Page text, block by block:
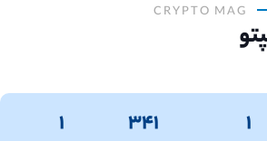
CRYPTO MAG
۱ ۳۴۱ ۱